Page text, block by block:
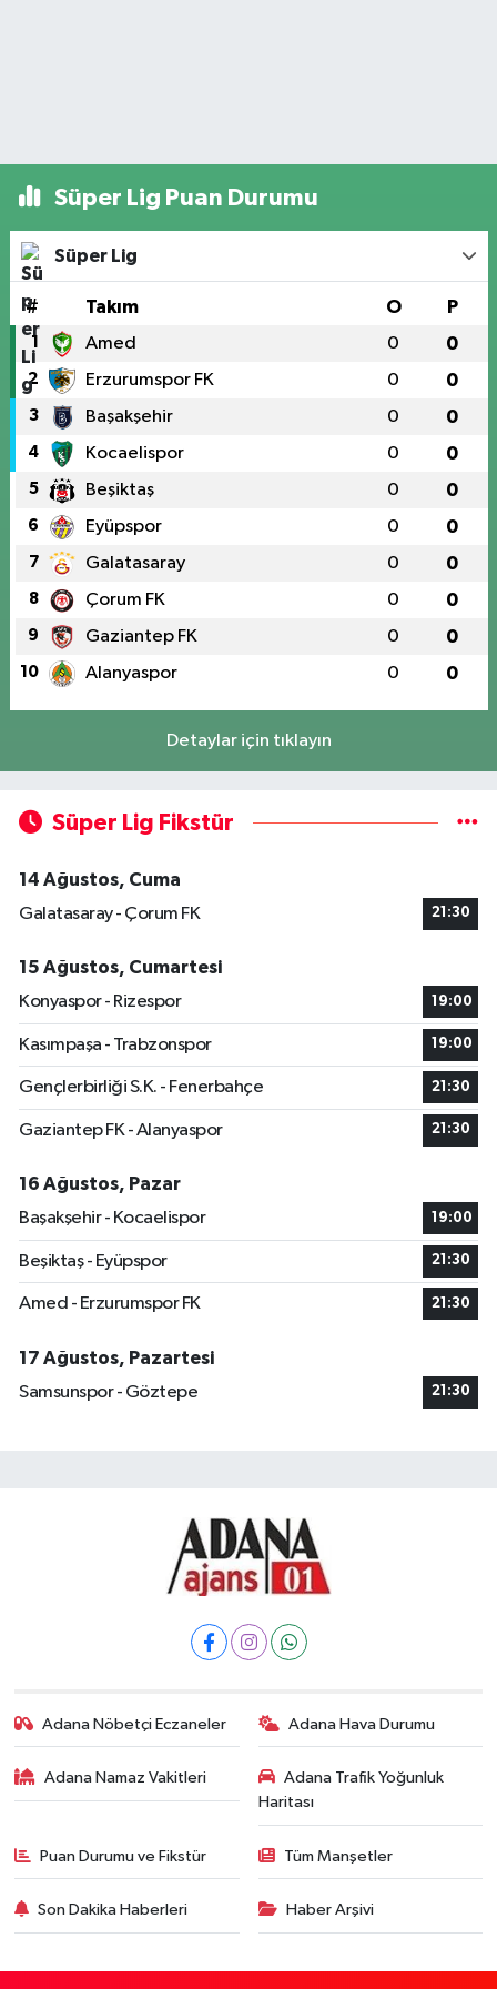
Süper Lig Puan Durumu
Süper Lig
# Takım O P
1 Amed 0 0
2 Erzurumspor FK 0 0
3 Başakşehir 0 0
4 Kocaelispor 0 0
5 Beşiktaş 0 0
6 Eyüpspor 0 0
7 Galatasaray 0 0
8 Çorum FK 0 0
9 Gaziantep FK 0 0
10 Alanyaspor 0 0
Detaylar için tıklayın
Süper Lig Fikstür
14 Ağustos, Cuma
Galatasaray - Çorum FK
21:30
15 Ağustos, Cumartesi
Konyaspor - Rizespor
19:00
Kasımpaşa - Trabzonspor 19:00
Gençlerbirliği S.K. - Fenerbahçe 21:30
Gaziantep FK - Alanyaspor 21:30
16 Ağustos, Pazar
Başakşehir - Kocaelispor
19:00
Beşiktaş - Eyüpspor 21:30
Amed - Erzurumspor FK 21:30
17 Ağustos, Pazartesi
Samsunspor - Göztepe
21:30
Adana Nöbetçi Eczaneler Adana Hava Durumu
Adana Namaz Vakitleri
Adana Trafik Yoğunluk
Haritası
Puan Durumu ve Fikstür Tüm Manşetler
Son Dakika Haberleri Haber Arşivi